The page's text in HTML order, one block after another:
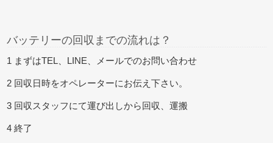
バッテリーの回収までの流れは？
1 まずはTEL、LINE、メールでのお問い合わせ
2 回収日時をオペレーターにお伝え下さい。
3 回収スタッフにて運び出しから回収、運搬
4 終了